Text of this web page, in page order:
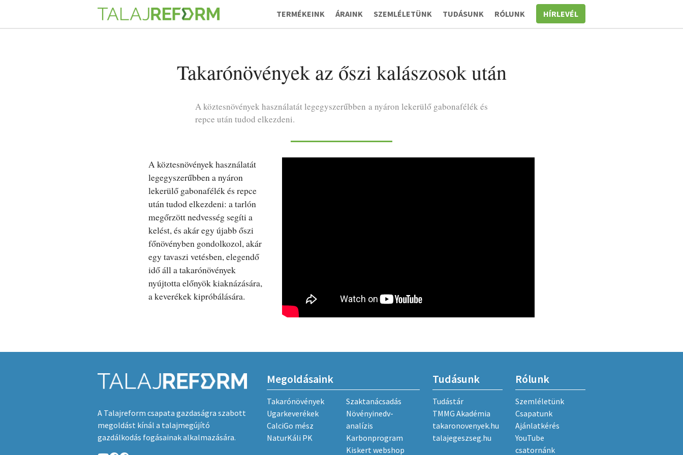
TERMÉKEINK
ÁRAINK SZEMLÉLETÜNK TUDÁSUNK RÓLUNK HÍRLEVÉL
Takarónövények az őszi kalászosok után
A köztesnövények használatát legegyszerűbben a nyáron lekerülő gabonafélék és
repce után tudod elkezdeni.
A köztesnövények használatát
legegyszerűbben a nyáron
lekerülő gabonafélék és repce
után tudod elkezdeni: a tarlón
megőrzött nedvesség segíti a
kelést, és akár egy újabb őszi
főnövényben gondolkozol, akár
egy tavaszi vetésben, elegendő
idő áll a takarónövények
nyújtotta előnyök kiaknázására,
a keverékek kipróbálására.
A Talajreform csapata gazdaságra szabott
megoldást kínál a talajmegújító
gazdálkodás fogásainak alkalmazására.
Megoldásaink
Takarónövények
Ugarkeverékek
CalciGo mész
NaturKáli PK
Szaktanácsadás
Növényinedv-
analízis
Karbonprogram
Kiskert webshop
Tudásunk
Tudástár
TMMG Akadémia
takaronovenyek.hu
talajegeszseg.hu
Rólunk
Szemléletünk
Csapatunk
Ajánlatkérés
YouTube
csatornánk